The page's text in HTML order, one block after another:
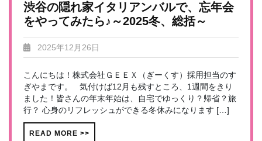
渋谷の隠れ家イタリアンバルで、忘年会
をやってみたら♪～2025冬、総括～
2025年12月26日
こんにちは！株式会社ＧＥＥＸ（ぎーくす）採用担当のす
ぎやまです。 気付けば12月も残すところ、1週間をきり
ました！皆さんの年末年始は、自宅でゆっくり？帰省？旅
行？ 心身のリフレッシュができる冬休みになります […]
READ MORE >>